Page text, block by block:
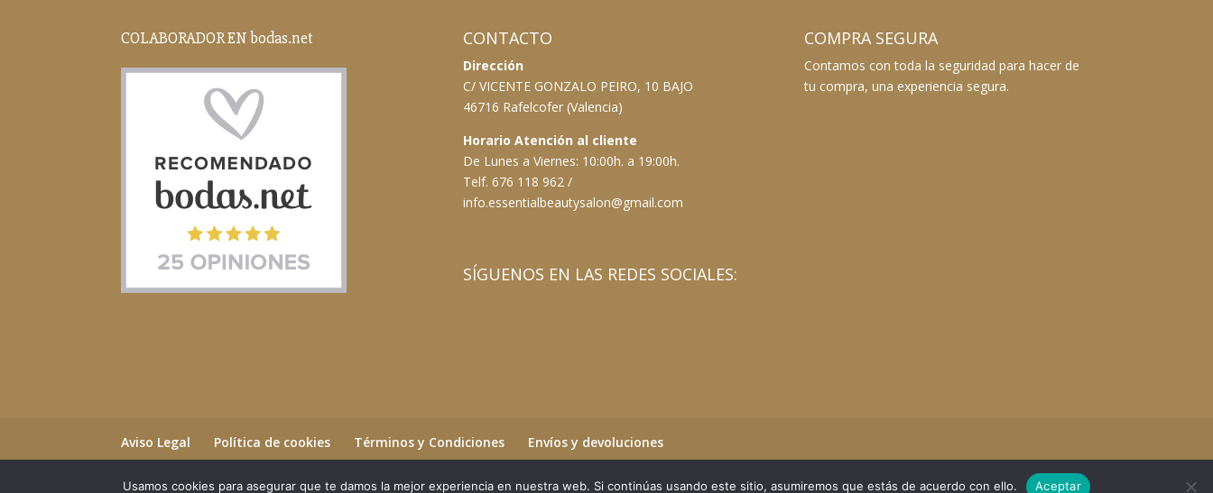
COLABORADOR EN bodas.net CONTACTO
Dirección
C/ VICENTE GONZALO PEIRO, 10 BAJO
46716 Rafelcofer (Valencia)
Horario Atención al cliente
De Lunes a Viernes: 10:00h. a 19:00h.
Telf. 676 118 962 /
info.essentialbeautysalon@gmail.com
SÍGUENOS EN LAS REDES SOCIALES:
COMPRA SEGURA
Contamos con toda la seguridad para hacer de
tu compra, una experiencia segura.
Aviso Legal Política de cookies Términos y Condiciones Envíos y devoluciones
Usamos cookies para asegurar que te damos la mejor experiencia en nuestra web. Si continúas usando este sitio, asumiremos que estás de acuerdo con ello. Aceptar